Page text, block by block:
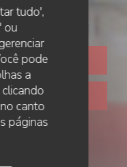
tudo',
ou
pode
a
canto
páginas
Voiron